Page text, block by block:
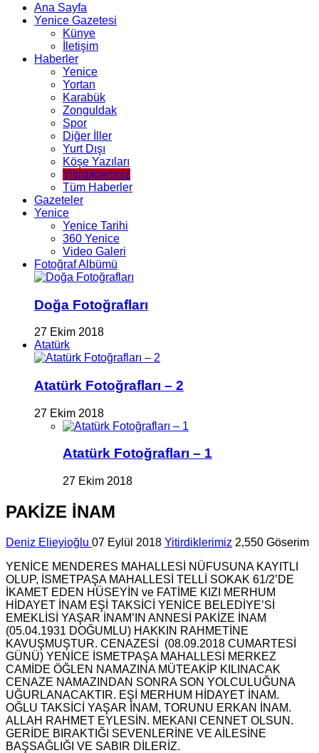
Ana Sayfa
Yenice Gazetesi
Künye
İletişim
Haberler
Yenice
Yortan
Karabük
Zonguldak
Spor
Diğer İller
Yurt Dışı
Köşe Yazıları
Yitirdiklerimiz
Tüm Haberler
Gazeteler
Yenice
Yenice Tarihi
360 Yenice
Video Galeri
Fotoğraf Albümü
Doğa Fotoğrafları
27 Ekim 2018
Atatürk
Atatürk Fotoğrafları – 2
27 Ekim 2018
Atatürk Fotoğrafları – 1
27 Ekim 2018
PAKİZE İNAM
Deniz Elieyioğlu 07 Eylül 2018 Yitirdiklerimiz 2,550 Göserim
YENİCE MENDERES MAHALLESİ NÜFUSUNA KAYITLI
OLUP, İSMETPAŞA MAHALLESİ TELLİ SOKAK 61/2’DE
İKAMET EDEN HÜSEYİN ve FATİME KIZI MERHUM
HİDAYET İNAM EŞİ TAKSİCİ YENİCE BELEDİYE’Sİ
EMEKLİSİ YAŞAR İNAM’IN ANNESİ PAKİZE İNAM
(05.04.1931 DOĞUMLU) HAKKIN RAHMETİNE
KAVUŞMUŞTUR. CENAZESİ (08.09.2018 CUMARTESİ
GÜNÜ) YENİCE İSMETPAŞA MAHALLESİ MERKEZ
CAMİDE ÖĞLEN NAMAZINA MÜTEAKİP KILINACAK
CENAZE NAMAZINDAN SONRA SON YOLCULUĞUNA
UĞURLANACAKTIR. EŞİ MERHUM HİDAYET İNAM.
OĞLU TAKSİCİ YAŞAR İNAM, TORUNU ERKAN İNAM.
ALLAH RAHMET EYLESİN. MEKANI CENNET OLSUN.
GERİDE BIRAKTIĞI SEVENLERİNE VE AİLESİNE
BAŞSAĞLIĞI VE SABIR DİLERİZ.